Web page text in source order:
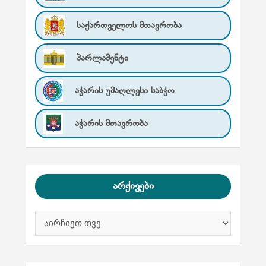
საქართველოს მთავრობა
პარლამენტი
აჭარის უმაღლესი საბჭო
აჭარის მთავრობა
არქივები